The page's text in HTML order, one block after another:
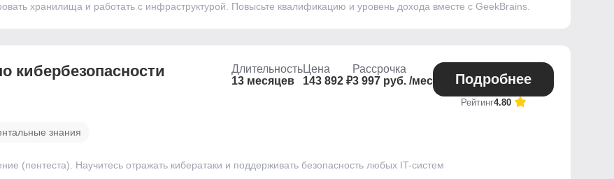
хранилища и работать с инфраструктурой. Повысьте квалификацию и уровень дохода вместе с GeekBrains.
кибербезопасности
Длительность
13 месяцев
Цена
143 892 ₽
Рассрочка
3 997 руб. /мес
Подробнее
Рейтинг4.80
знания
(пентеста). Научитесь отражать кибератаки и поддерживать безопасность любых IT-систем